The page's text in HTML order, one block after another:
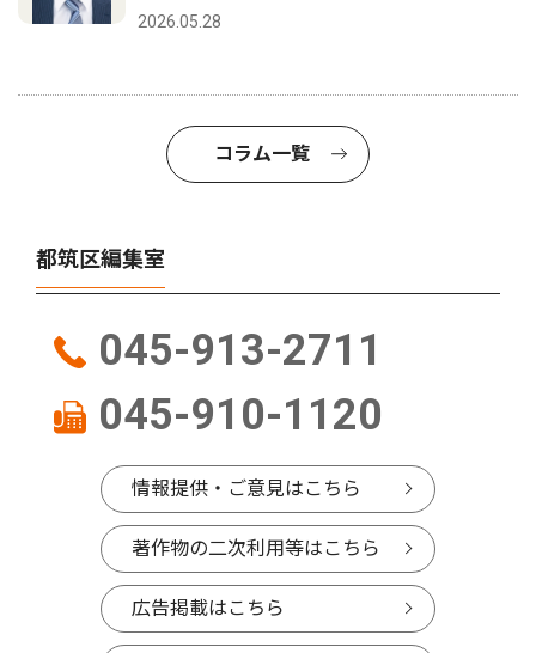
2026.05.28
コラム一覧
都筑区編集室
045-913-2711
045-910-1120
情報提供・ご意見はこちら
著作物の二次利用等はこちら
広告掲載はこちら